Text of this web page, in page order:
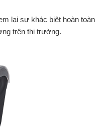
cầu.
lại sự khác biệt hoàn toàn
trên thị trường.